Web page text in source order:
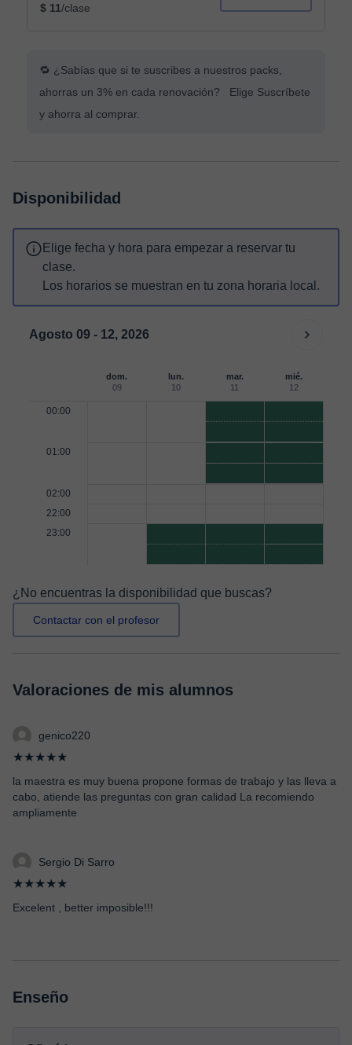
$ 11/clase
🔁 ¿Sabías que si te suscribes a nuestros packs,
ahorras un 3% en cada renovación? Elige Suscríbete
y ahorra al comprar.
Disponibilidad
Elige fecha y hora para empezar a reservar tu
clase.
Los horarios se muestran en tu zona horaria local.
Agosto 09 - 12, 2026
dom.
09
lun.
10
mar.
11
mié.
12
00:00
01:00
02:00
22:00
23:00
¿No encuentras la disponibilidad que buscas?
Contactar con el profesor
Valoraciones de mis alumnos
genico220
★★★★★
la maestra es muy buena propone formas de trabajo y las lleva a
cabo, atiende las preguntas con gran calidad La recomiendo
ampliamente
Sergio Di Sarro
★★★★★
Excelent , better imposible!!!
Enseño